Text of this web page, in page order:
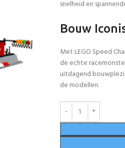
snelheid en
Bouw
Met LEGO Speed
de echte
uitdagend
de modellen.